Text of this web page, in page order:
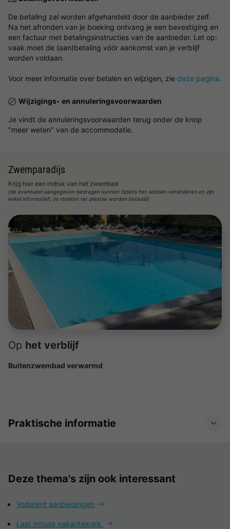
De betaling zal worden afgehandeld door de aanbieder zelf.
Na het afronden van je boeking ontvang je een bevestiging en
een factuur met betalingsinstructies van de aanbieder. Let op:
vaak moet de (aan)betaling vóór aankomst van je verblijf
worden voldaan.
Voor meer informatie over betalen en wijzigen, zie deze pagina.
Wijzigings- en annuleringsvoorwaarden
Je vindt de annuleringsvoorwaarden terug onder de knop
"meer weten" van de accommodatie.
Zwemparadijs
Krijg hier een indruk van het zwembad
(de eventueel aangegeven bedragen kunnen tijdens het seizoen veranderen en zijn
enkel informatief; ze moeten ter plaatse worden betaald)
Op het verblijf
Buitenzwembad verwarmd
Praktische informatie
Deze thema's zijn ook interessant
Vodatent aanbiedingen
Last minute vakantiepark